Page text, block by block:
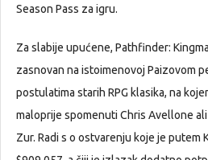
Season Pass za igru.
Za slabije upućene, Pathfinder:
zasnovan na istoimenovoj Paizovom
postulatima starih RPG klasika, na
maloprije spomenuti Chris Avellone
Zur. Radi s o ostvarenju koje je